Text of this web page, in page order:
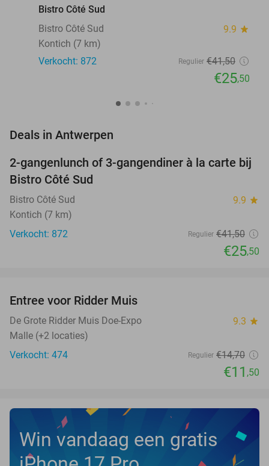
Bistro Côté Sud
Bistro Côté Sud
9.9 star
Kontich (7 km)
Verkocht: 872
Regulier €41,50
€25,50
Deals in Antwerpen
39%
2-gangenlunch of 3-gangendiner à la carte bij
Bistro Côté Sud
Bistro Côté Sud 9.9 star
Kontich (7 km)
Verkocht: 872
Regulier €41,50
€25,50
Entree voor Ridder Muis
De Grote Ridder Muis Doe-Expo 9.3 star
Malle (+2 locaties)
Verkocht: 474
Regulier €14,70
€11 ,50
Win vandaag een gratis